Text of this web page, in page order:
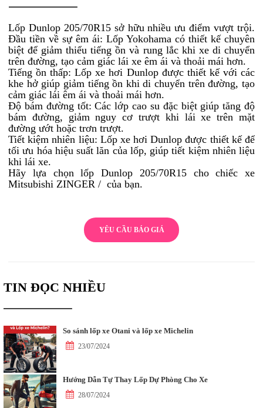
Lốp Dunlop 205/70R15 sở hữu nhiều ưu điểm vượt trội.
Đầu tiền về sự êm ái: Lốp Yokohama có thiết kế chuyên
biệt để giảm thiểu tiếng ồn và rung lắc khi xe di chuyển
trên đường, tạo cảm giác lái xe êm ái và thoải mái hơn.
Tiếng ồn thấp: Lốp xe hơi Dunlop được thiết kế với các
khe hở giúp giảm tiếng ồn khi di chuyển trên đường, tạo
cảm giác lái êm ái và thoải mái hơn.
Độ bám đường tốt: Các lớp cao su đặc biệt giúp tăng độ
bám đường, giảm nguy cơ trượt khi lái xe trên mặt
đường ướt hoặc trơn trượt.
Tiết kiệm nhiên liệu: Lốp xe hơi Dunlop được thiết kế để
tối ưu hóa hiệu suất lăn của lốp, giúp tiết kiệm nhiên liệu
khi lái xe.
Hãy lựa chọn lốp Dunlop 205/70R15 cho chiếc xe
Mitsubishi ZINGER / của bạn.
YÊU CẦU BÁO GIÁ
TIN ĐỌC NHIỀU
So sánh lốp xe Otani và lốp xe Michelin
23/07/2024
Hướng Dẫn Tự Thay Lốp Dự Phòng Cho Xe
28/07/2024